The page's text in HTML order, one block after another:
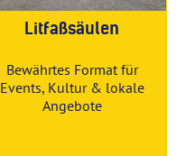
Litfaßsäulen
Bewährtes Format für
Events, Kultur & lokale
Angebote